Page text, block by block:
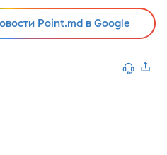
Point.md в Google